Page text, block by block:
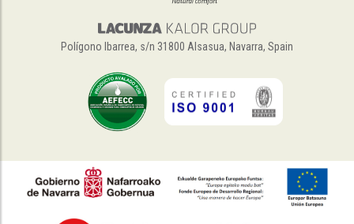
Polígono Ibarrea, s/n 31800 Alsasua, Navarra, Spain